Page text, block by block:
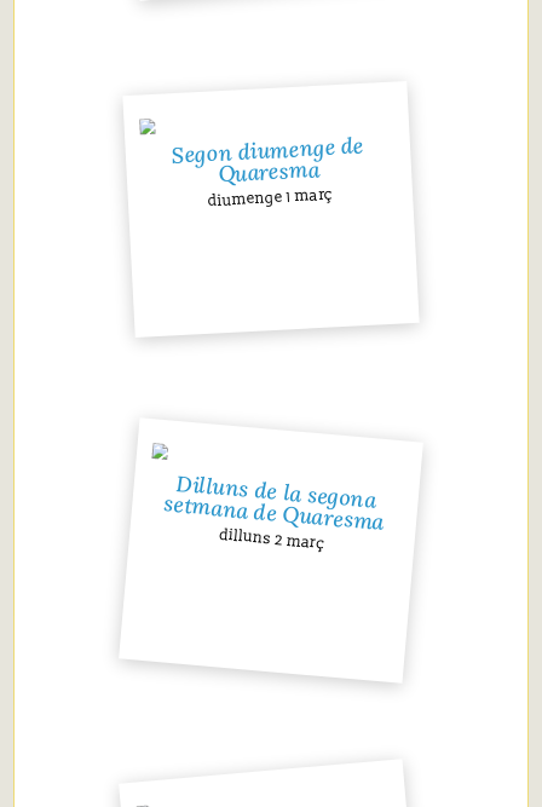
Segon diumenge de
Quaresma
diumenge 1 març
Dilluns de la segona
setmana de Quaresma
dilluns 2 març